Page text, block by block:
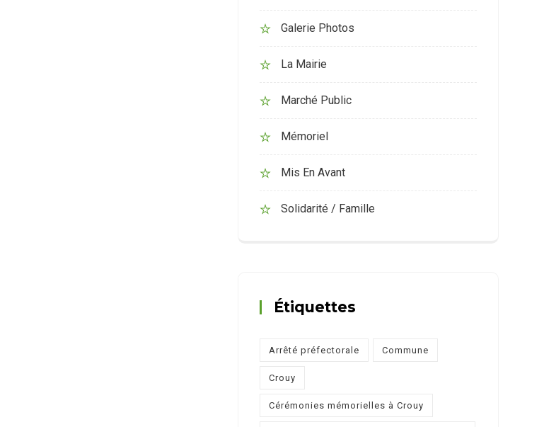
Galerie Photos
La Mairie
Marché Public
Mémoriel
Mis En Avant
Solidarité / Famille
Étiquettes
Arrêté préfectorale Commune
Crouy
Cérémonies mémorielles à Crouy